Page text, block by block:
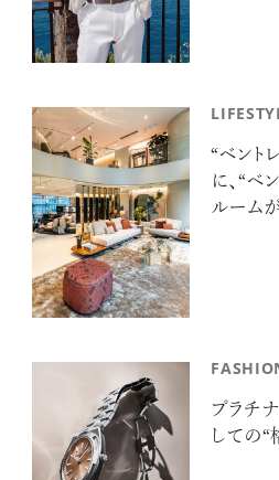
“ベント
に、“ベ
ルーム
プラチ
しての“